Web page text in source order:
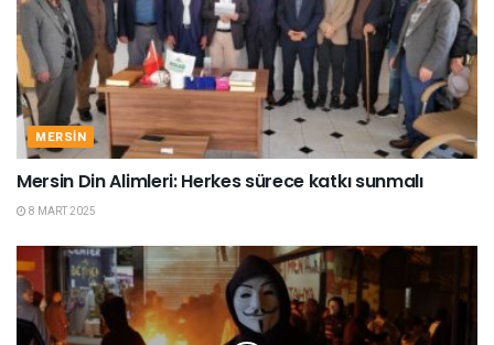
MERSIN
Mersin Din Alimleri: Herkes sürece katkı sunmalı
8 MART 2025